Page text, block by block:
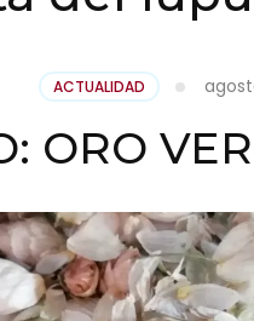
ACTUALIDAD
ORO